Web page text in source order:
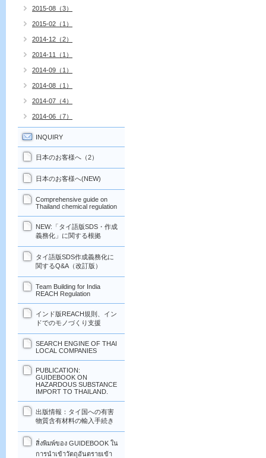
2015-08（3）
2015-02（1）
2014-12（2）
2014-11（1）
2014-09（1）
2014-08（1）
2014-07（4）
2014-06（7）
INQUIRY
日本のお客様へ（2）
日本のお客様へ(NEW)
Comprehensive guide on
Thailand chemical regulation
NEW:「タイ語版SDS・作成
義務化」に関する根拠
タイ語版SDS作成義務化に
関するQ&A（改訂版）
Team Building for India
REACH Regulation
インド版REACH規則、イン
ドでのモノづくり支援
SEARCH ENGINE OF THAI
LOCAL COMPANIES
PUBLICATION:
GUIDEBOOK ON
HAZARDOUS SUBSTANCE
IMPORT TO THAILAND.
出版情報：タイ国への有害
物質含有材料の輸入手続き
สิ่งพิมพ์ของ GUIDEBOOK ใน
การนำเข้าวัตถุอันตรายเข้า